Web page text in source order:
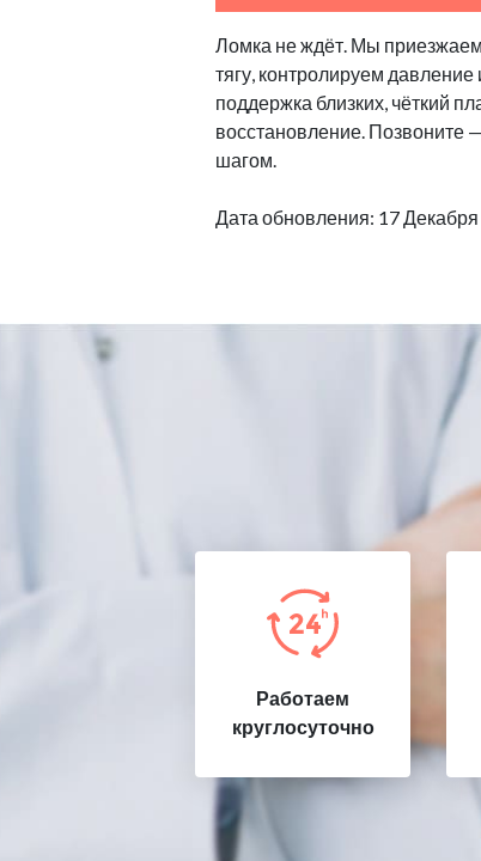
Ломка не ждёт. Мы приезжаем
тягу, контролируем
поддержка близких, чёткий
восстановление. Позвоните
шагом.
Дата обновления: 17
Работаем
круглосуточно